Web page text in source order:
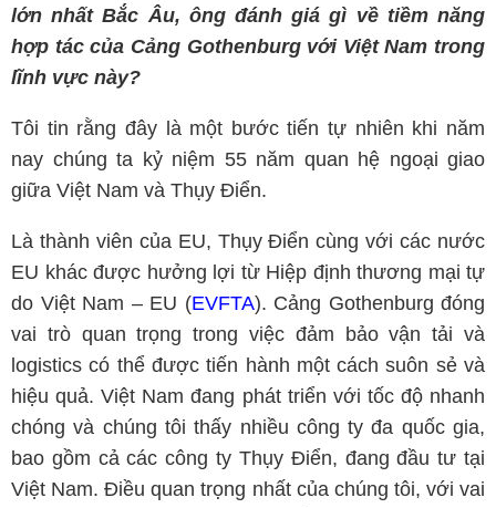
lớn nhất Bắc Âu, ông đánh giá gì về tiềm năng
hợp tác của Cảng Gothenburg với Việt Nam trong
lĩnh vực này?
Tôi tin rằng đây là một bước tiến tự nhiên khi năm
nay chúng ta kỷ niệm 55 năm quan hệ ngoại giao
giữa Việt Nam và Thụy Điển.
Là thành viên của EU, Thụy Điển cùng với các nước
EU khác được hưởng lợi từ Hiệp định thương mại tự
do Việt Nam – EU (EVFTA). Cảng Gothenburg đóng
vai trò quan trọng trong việc đảm bảo vận tải và
logistics có thể được tiến hành một cách suôn sẻ và
hiệu quả. Việt Nam đang phát triển với tốc độ nhanh
chóng và chúng tôi thấy nhiều công ty đa quốc gia,
bao gồm cả các công ty Thụy Điển, đang đầu tư tại
Việt Nam. Điều quan trọng nhất của chúng tôi, với vai